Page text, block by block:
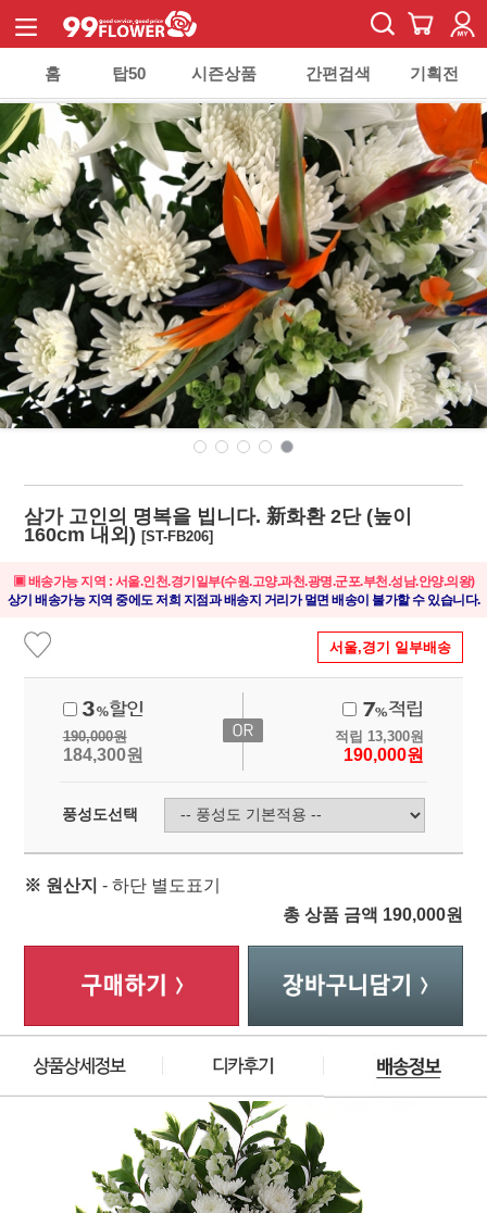
홈 탑50 시즌상품 간편검색 기획전
삼가 고인의 명복을 빕니다. 新화환 2단 (높이
160cm 내외)[ST-FB206]
▣ 배송가능 지역 : 서울.인천.경기일부(수원.고양.과천.광명.군포.부천.성남.안양.의왕)
상기 배송가능 지역 중에도 저희 지점과 배송지 거리가 멀면 배송이 불가할 수 있습니다.
서울,경기 일부배송
190,000원
184,300원
적립 13,300원
190,000원
풍성도선택
※ 원산지 - 하단 별도표기
총 상품 금액 190,000원